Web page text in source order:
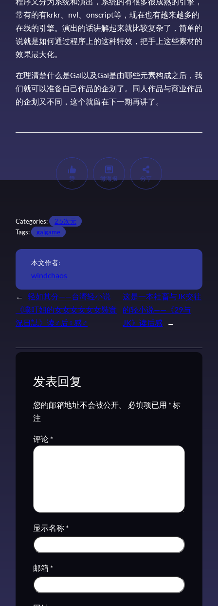
常有的有krkr、nvl、onscript等，现在也有越来越多的
在线的引擎。演出的话讲解起来就比较复杂了，简单的
说就是如何通过程序上的这种特效，把手上这些素材的
效果最大化。
在理清楚什么是Gal以及Gal是由哪些元素构成之后，我
们就可以准备自己作品的企划了。同人作品与商业作品
的企划又不同，这个就留在下一期再讲了。
赞 微海报 分享
Categories:
2.5次元
Tags:
galgame
本文作者:
windchaos
←
轻如其分——台湾轻小说
《噗叮姐的女女女女女女裝實
況日誌》读♂后♀感♂
这是一本社畜与JK交往
的轻小说——《29与
JK》读后感
→
发表回复
您的邮箱地址不会被公开。 必填项已用 *标
注
评论 *
显示名称 *
邮箱 *